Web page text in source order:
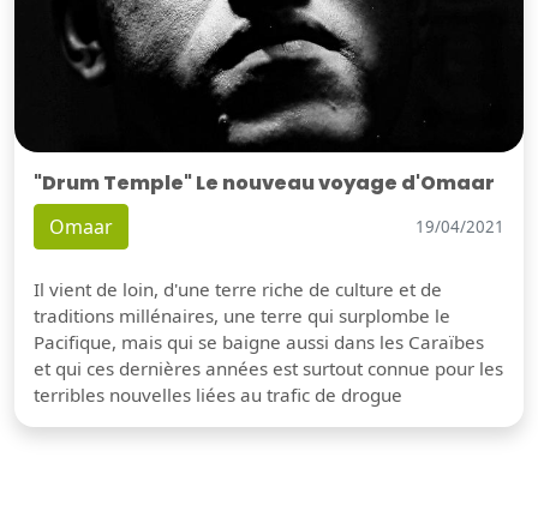
"Drum Temple" Le nouveau voyage d'Omaar
Omaar 19/04/2021
Il vient de loin, d'une terre riche de culture et de
traditions millénaires, une terre qui surplombe le
Pacifique, mais qui se baigne aussi dans les Caraïbes
et qui ces dernières années est surtout connue pour les
terribles nouvelles liées au trafic de drogue